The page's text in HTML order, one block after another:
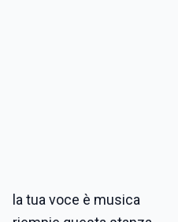
la tua voce è musica